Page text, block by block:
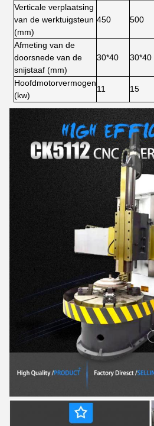
Verticale verplaatsing
van de werktuigsteun
(mm)
450 500
Afmeting van de
doorsnede van de
snijstaaf (mm)
30*40 30*40
Hoofdmotorvermogen
(kw)
11 15